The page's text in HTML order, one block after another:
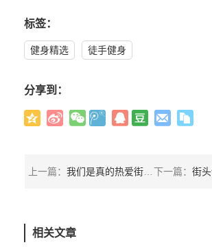
标签：
健身精选 徒手健身
分享到：
上一篇： 我们是真的热爱街头极限健身这项运动 下一篇： 街头健身
相关文章